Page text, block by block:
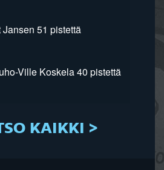
51 pistettä
Ville Koskela 40 pistettä
KAIKKI >